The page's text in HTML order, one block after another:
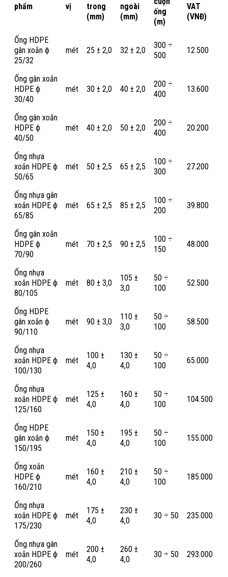
phẩm
vị
trong
(mm)
ngoài
(mm)
ống
(m)
VAT
(VNĐ)
Ống HDPE
gân xoắn ϕ
25/32
mét 25 ± 2,0 32 ± 2,0
300 ÷
500
12.500
Ống gân xoắn
HDPE ϕ
30/40
mét 30 ± 2,0 40 ± 2,0
200 ÷
400
13.600
Ống gân xoắn
HDPE ϕ
40/50
mét 40 ± 2,0 50 ± 2,0
200 ÷
400
20.200
Ống nhựa
xoắn HDPE ϕ
50/65
mét 50 ± 2,5 65 ± 2,5
100 ÷
300
27.200
Ống nhựa gân
xoắn HDPE ϕ
65/85
mét 65 ± 2,5 85 ± 2,5
100 ÷
200
39.800
Ống gân xoắn
HDPE ϕ
70/90
mét 70 ± 2,5 90 ± 2,5
100 ÷
150
48.000
Ống nhựa
xoắn HDPE ϕ
80/105
mét 80 ± 3,0
105 ±
3,0
50 ÷
100
52.500
Ống HDPE
gân xoắn ϕ
90/110
mét 90 ± 3,0
110 ±
3,0
50 ÷
100
58.500
Ống nhựa
xoắn HDPE ϕ
100/130
mét
100 ±
4,0
130 ±
4,0
50 ÷
100
65.000
Ống nhựa
xoắn HDPE ϕ
125/160
mét
125 ±
4,0
160 ±
4,0
50 ÷
100
104.500
Ống HDPE
gân xoắn ϕ
150/195
mét
150 ±
4,0
195 ±
4,0
50 ÷
100
155.000
Ống xoắn
HDPE ϕ
160/210
mét
160 ±
4,0
210 ±
4,0
50 ÷
100
185.000
Ống nhựa
xoắn HDPE ϕ
175/230
mét
175 ±
4,0
230 ±
4,0
30 ÷ 50 235.000
Ống nhựa gân
xoắn HDPE ϕ
200/260
mét
200 ±
4,0
260 ±
4,0
30 ÷ 50 293.000